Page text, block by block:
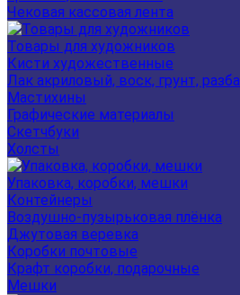
Чековая кассовая лента
Товары для художников
Кисти художественные
Лак акриловый, воск, грунт,
Мастихины
Графические материалы
Скетчбуки
Холсты
Упаковка, коробки, мешки
Контейнеры
Воздушно-пузырьковая плёнка
Джутовая веревка
Коробки почтовые
Крафт коробки, подарочные
Мешки